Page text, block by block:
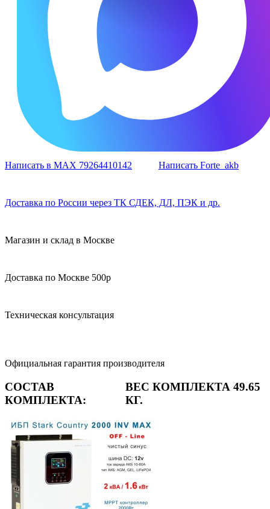
Написать в MAX 79264410142 Написать Forte_akb
Доставка по России через ТК СДЕК, ДЛ, ПЭК и др.
Магазин и склад в Москве
Доставка по Москве 500р
Техническая консультация
Официальная гарантия производителя
СОСТАВ
КОМПЛЕКТА:
ВЕС КОМПЛЕКТА 49.65
КГ.